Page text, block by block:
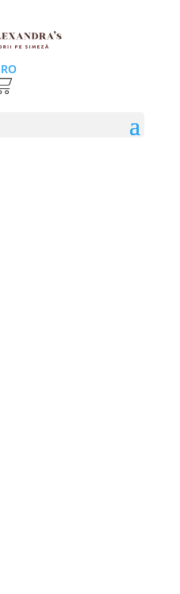
RO
– „Sirena”